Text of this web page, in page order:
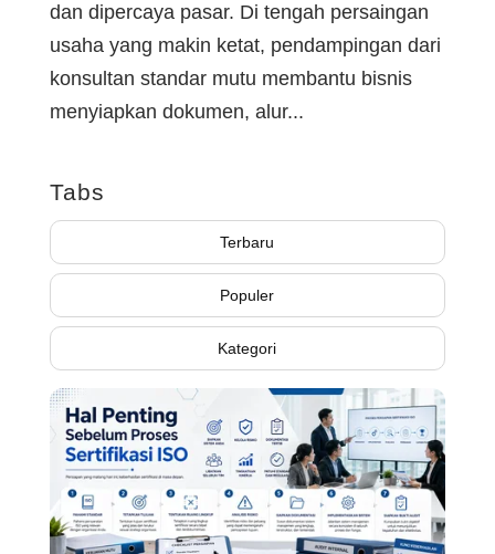
dan dipercaya pasar. Di tengah persaingan
usaha yang makin ketat, pendampingan dari
konsultan standar mutu membantu bisnis
menyiapkan dokumen, alur...
Tabs
Terbaru
Populer
Kategori